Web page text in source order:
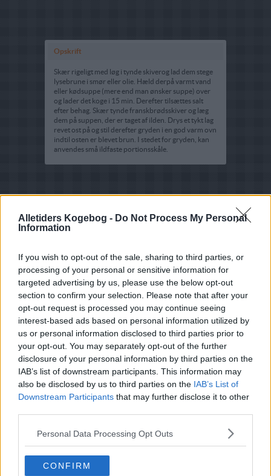
Alletiders Kogebog - Do Not Process My Personal
Information
If you wish to opt-out of the sale, sharing to third parties, or
processing of your personal or sensitive information for
targeted advertising by us, please use the below opt-out
section to confirm your selection. Please note that after your
opt-out request is processed you may continue seeing
interest-based ads based on personal information utilized by
us or personal information disclosed to third parties prior to
your opt-out. You may separately opt-out of the further
disclosure of your personal information by third parties on the
IAB’s list of downstream participants. This information may
also be disclosed by us to third parties on the IAB’s List of
Downstream Participants that may further disclose it to other
Personal Data Processing Opt Outs
CONFIRM
Opskrift
Skær rigeligt med løg i tynde skiverog lad dem stege
lysebrune i smør eller olie. Hæld derpå varmt vand
eller kødsuppe (mere end man ønsker suppe) over
og lader det koge i 15 min. Derefter tilsættes salt
efter behag. Skær tynde franskbrødsskiver og læg
dem på suppen, der er taget af ilden. Drys et tykt lag
revet ost på og stil derefter gryden i en god varm ovn
indtil osten er blevet brun. I stedet for gryden, kan
anvendes små ildfaste portionsskåle.
Opskriftsinfo
Ret :Suppe-Diverse supper
Hovedingrediens :Rodfrugter- Løg
Redigeret:2025-02-24